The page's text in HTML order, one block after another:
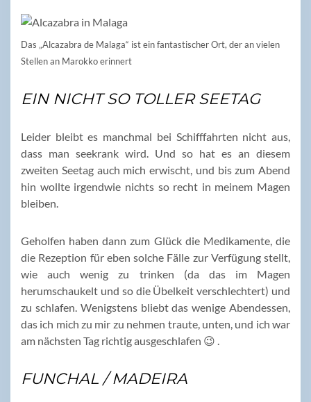
Das „Alcazabra de Malaga“ ist ein fantastischer Ort, der an vielen
Stellen an Marokko erinnert
EIN NICHT SO TOLLER SEETAG
Leider bleibt es manchmal bei Schifffahrten nicht aus,
dass man seekrank wird. Und so hat es an diesem
zweiten Seetag auch mich erwischt, und bis zum Abend
hin wollte irgendwie nichts so recht in meinem Magen
bleiben.
Geholfen haben dann zum Glück die Medikamente, die
die Rezeption für eben solche Fälle zur Verfügung stellt,
wie auch wenig zu trinken (da das im Magen
herumschaukelt und so die Übelkeit verschlechtert) und
zu schlafen. Wenigstens bliebt das wenige Abendessen,
das ich mich zu mir zu nehmen traute, unten, und ich war
am nächsten Tag richtig ausgeschlafen 😉 .
FUNCHAL / MADEIRA